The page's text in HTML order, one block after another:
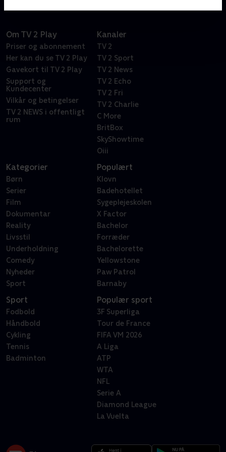
Om TV 2 Play
Priser og abonnement
Her kan du se TV 2 Play
Gavekort til TV 2 Play
Support og
Kundecenter
Vilkår og betingelser
TV 2 NEWS i offentligt
rum
Kanaler
TV 2
TV 2 Sport
TV 2 News
TV 2 Echo
TV 2 Fri
TV 2 Charlie
C More
BritBox
SkyShowtime
Oiii
Kategorier
Børn
Serier
Film
Dokumentar
Reality
Livsstil
Underholdning
Comedy
Nyheder
Sport
Populært
Klovn
Badehotellet
Sygeplejeskolen
X Factor
Bachelor
Forræder
Bachelorette
Yellowstone
Paw Patrol
Barnaby
Sport
Fodbold
Håndbold
Cykling
Tennis
Badminton
Populær sport
3F Superliga
Tour de France
FIFA VM 2026
A Liga
ATP
WTA
NFL
Serie A
Diamond League
La Vuelta